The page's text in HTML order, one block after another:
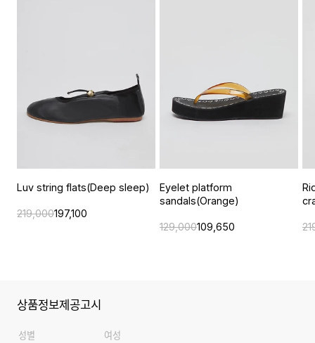
Luv string flats(Deep sleep)
219,000197,100
Eyelet platform
sandals(Orange)
129,000109,650
상품정보제공고시
성별
여성